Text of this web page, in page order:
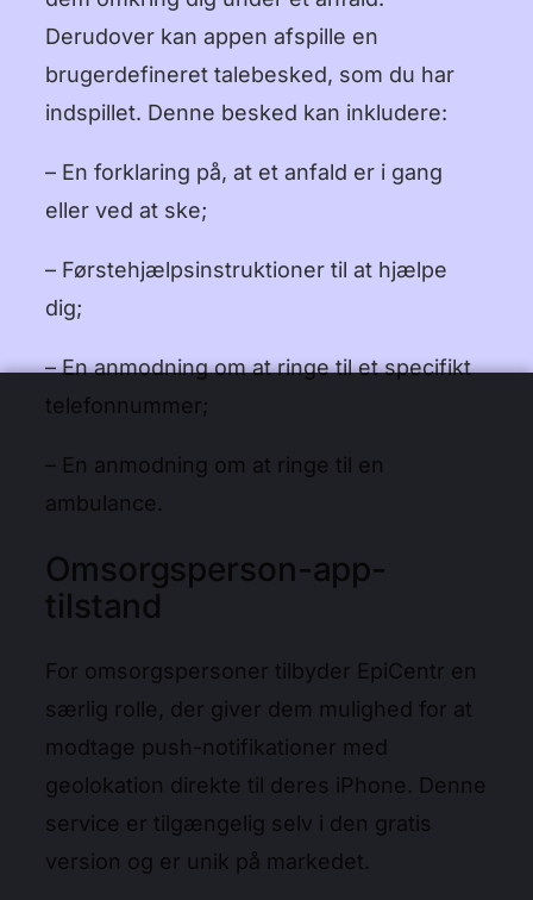
Derudover kan appen afspille en
brugerdefineret talebesked, som du har
indspillet. Denne besked kan inkludere:
– En forklaring på, at et anfald er i gang
eller ved at ske;
– Førstehjælpsinstruktioner til at hjælpe
dig;
– En anmodning om at ringe til et specifikt
telefonnummer;
– En anmodning om at ringe til en
ambulance.
Omsorgsperson-app-
tilstand
For omsorgspersoner tilbyder EpiCentr en
særlig rolle, der giver dem mulighed for at
modtage push-notifikationer med
geolokation direkte til deres iPhone. Denne
service er tilgængelig selv i den gratis
version og er unik på markedet.